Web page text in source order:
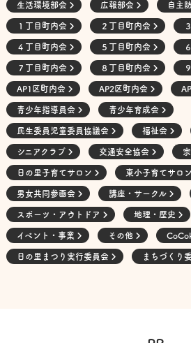
生活環境部会 広報部会 自主
１丁目町内会 ２丁目町内会
４丁目町内会 ５丁目町内会
７丁目町内会 ８丁目町内会
AP1区町内会 AP2区町内会
青少年指導員会 青少年育成会
民生委員児童委員協議会 福祉会
シニアクラブ 交通安全協会
日の里子育てサロン 東小子育てサロン
男女共同参画会 講座・サークル
スポーツ・アウトドア 地理・歴史
イベント・事業 その他
日の里まつり実行委員会 まちづくり